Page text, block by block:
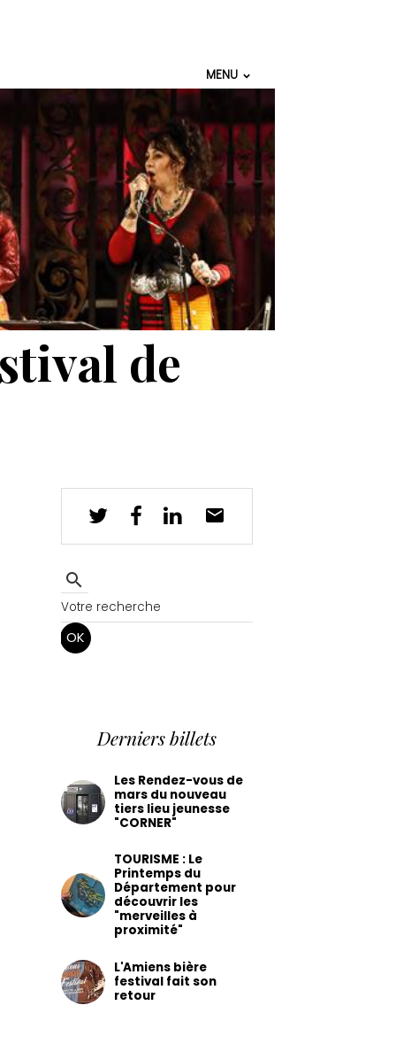
MENU
de
OK
Derniers billets
Les Rendez-vous de
mars du nouveau
tiers lieu jeunesse
"CORNER"
TOURISME : Le
Printemps du
Département pour
découvrir les
"merveilles à
proximité"
L'Amiens bière
festival fait son
retour